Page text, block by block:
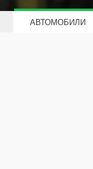
АВТОМОБИЛИ